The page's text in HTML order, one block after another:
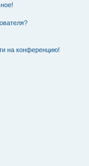
на конференцию!